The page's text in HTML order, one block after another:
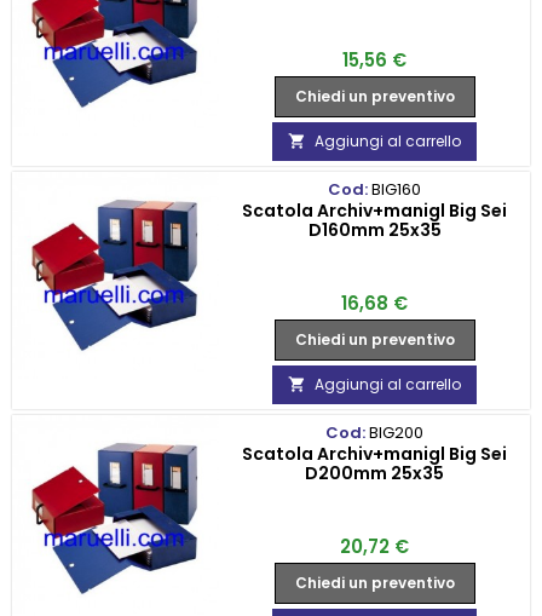
Prezzo
15,56 €
Chiedi un preventivo
 Aggiungi al carrello
Cod:BIG160
Scatola Archiv+manigl Big Sei
D160mm 25x35
Prezzo
16,68 €
Chiedi un preventivo
 Aggiungi al carrello
Cod:BIG200
Scatola Archiv+manigl Big Sei
D200mm 25x35
Prezzo
20,72 €
Chiedi un preventivo